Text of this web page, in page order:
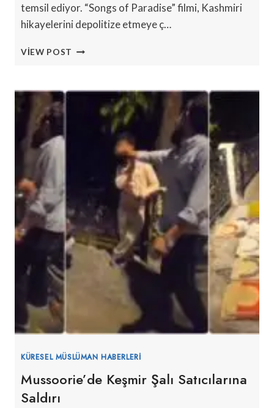
temsil ediyor. “Songs of Paradise” filmi, Kashmiri
hikayelerini depolitize etmeye ç…
VIEW POST ‘CENNET
SIYASETTEN
ARINDIRMA
KÜRESEL MÜSLÜMAN HABERLERI
Mussoorie’de Keşmir Şalı Satıcılarına
Saldırı